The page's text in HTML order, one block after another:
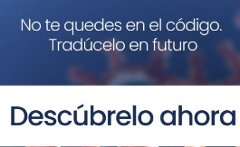
o imágenes disponibles.